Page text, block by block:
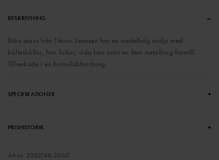
BESKRIVNING –
Blåa jeans från Neuw. Jeansen har en medelhög midja med
bälteshällor, fem fickor, vida ben samt en liten metallring framtill.
Tillverkade i en bomullsblandning.
SPECIFIKATIONER +
PRISHISTORIK +
Art.nr. 3082148-3060